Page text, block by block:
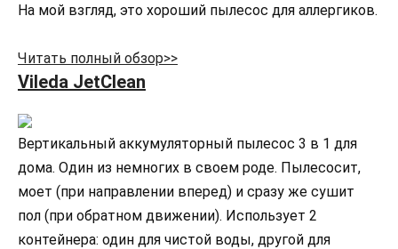
На мой взгляд, это хороший пылесос для аллергиков.
Читать полный обзор>>
Vileda JetClean
Вертикальный аккумуляторный пылесос 3 в 1 для
дома. Один из немногих в своем роде. Пылесосит,
моет (при направлении вперед) и сразу же сушит
пол (при обратном движении). Использует 2
контейнера: один для чистой воды, другой для